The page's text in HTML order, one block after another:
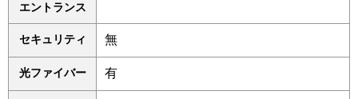
エントランス
セキュリティ 無
光ファイバー 有